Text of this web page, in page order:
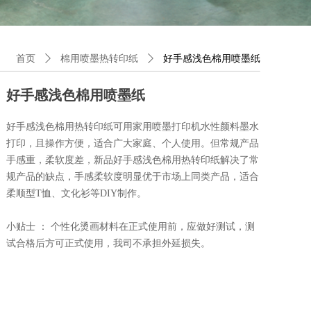
首页 ꄲ 棉用喷墨热转印纸 ꄲ 好手感浅色棉用喷墨纸
好手感浅色棉用喷墨纸
好手感浅色棉用热转印纸可用家用喷墨打印机水性颜料墨水
打印，且操作方便，适合广大家庭、个人使用。但常规产品
手感重，柔软度差，新品好手感浅色棉用热转印纸解决了常
规产品的缺点，手感柔软度明显优于市场上同类产品，适合
柔顺型T恤、文化衫等DIY制作。
小贴士 ： 个性化烫画材料在正式使用前，应做好测试，测
试合格后方可正式使用，我司不承担外延损失。